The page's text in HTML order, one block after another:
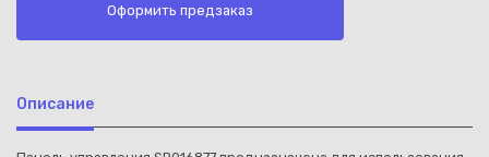
Оформить предзаказ
Описание